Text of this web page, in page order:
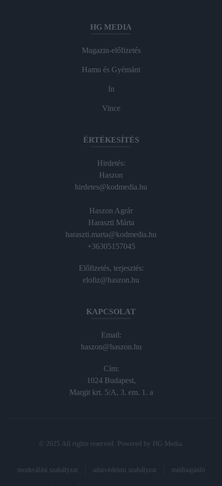
HG MEDIA
Magazin-előfizetés
Hamu és Gyémánt
In
Vince
ÉRTÉKESÍTÉS
Hirdetés:
Haszon
hirdetes@kodmedia.hu
Haszon Agrár
Haraszti Márta
haraszti.marta@kodmedia.hu
+36305157045
Előfizetés, terjesztés:
elofiz@haszon.hu
KAPCSOLAT
Email:
haszon@haszon.hu
Cím:
1024 Budapest,
Margit krt. 5/A, 3. em. 1. a
© 2025 All rights reserved. Powered by HG Media
moderálási szabályzat adatvédelmi szabályzat médiaajánló